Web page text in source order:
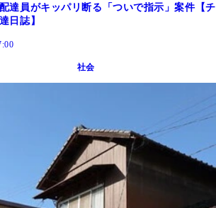
達員がキッパリ断る「ついで指示」案件【チ
日誌】
社会